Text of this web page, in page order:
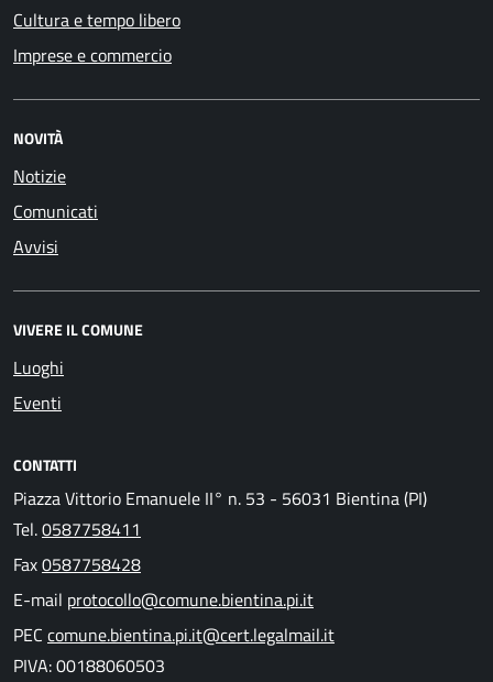
Cultura e tempo libero
Imprese e commercio
NOVITÀ
Notizie
Comunicati
Avvisi
VIVERE IL COMUNE
Luoghi
Eventi
CONTATTI
Piazza Vittorio Emanuele II° n. 53 - 56031 Bientina (PI)
Tel.0587758411
Fax0587758428
E-mail protocollo@comune.bientina.pi.it
PEC comune.bientina.pi.it@cert.legalmail.it
PIVA: 00188060503